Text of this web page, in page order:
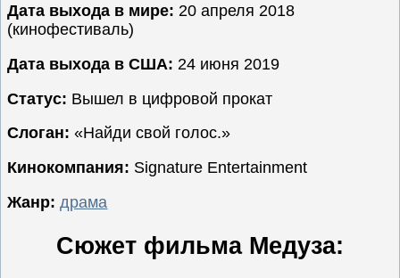
Фантастика
Новинки
кино
Дата выхода в мире: 20 апреля 2018
(кинофестиваль)
Дата выхода в США: 24 июня 2019
Статус: Вышел в цифровой прокат
Слоган: «Найди свой голос.»
Кинокомпания: Signature Entertainment
Жанр: драма
Сюжет фильма Медуза: